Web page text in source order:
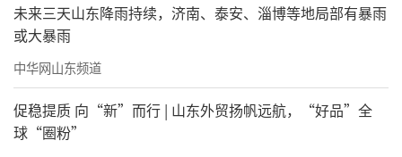
未来三天山东降雨持续，济南、泰安、淄博等地局部有暴雨
或大暴雨
中华网山东频道
促稳提质 向“新”而行 | 山东外贸扬帆远航，“好品”全
球“圈粉”